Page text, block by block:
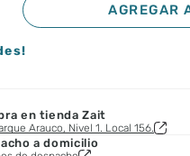
AGREGAR
en tienda Zait
Arauco, Nivel 1. Local 156.
a domicilio